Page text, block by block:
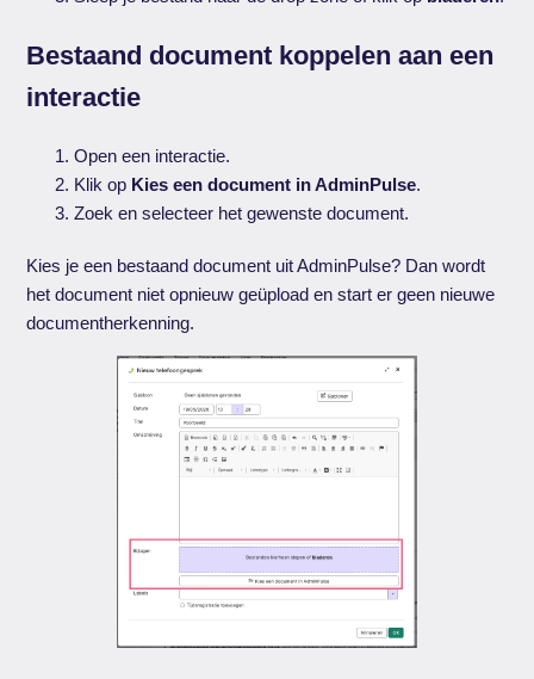
Bestaand document koppelen aan een
interactie
Open een interactie.
Klik op Kies een document in AdminPulse.
Zoek en selecteer het gewenste document.
Kies je een bestaand document uit AdminPulse? Dan wordt
het document niet opnieuw geüpload en start er geen nieuwe
documentherkenning.